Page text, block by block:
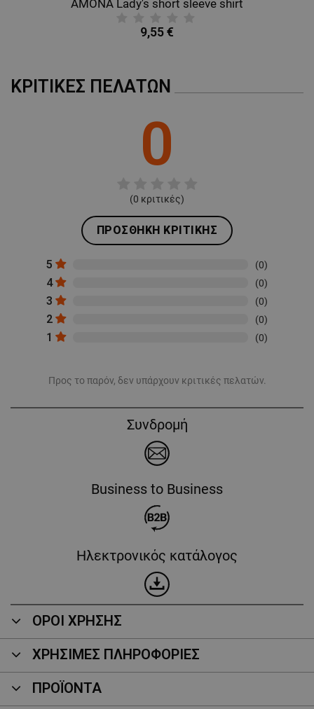
AMONA Lady's short sleeve shirt
9,55 €
ΚΡΙΤΙΚΈΣ ΠΕΛΑΤΏΝ
0
(0 κριτικές)
ΠΡΟΣΘΉΚΗ ΚΡΙΤΙΚΉΣ
5 (0)
4 (0)
3 (0)
2 (0)
1 (0)
Προς το παρόν, δεν υπάρχουν κριτικές πελατών.
Συνδρομή
Business to Business
Ηλεκτρονικός κατάλογος
ΟΡΟΙ ΧΡΗΣΗΣ
ΧΡΗΣΙΜΕΣ ΠΛΗΡΟΦΟΡΙΕΣ
ΠΡΟΪΌΝΤΑ